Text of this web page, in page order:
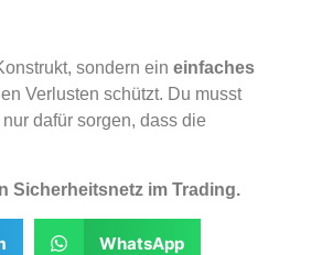
sondern ein einfaches
Verlusten schützt. Du musst
dafür sorgen, dass die
Sicherheitsnetz im Trading.
WhatsApp